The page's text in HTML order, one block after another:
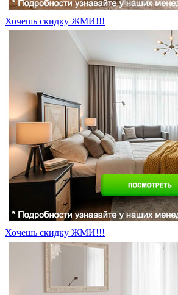
Хочешь скидку ЖМИ!!!
Хочешь скидку ЖМИ!!!